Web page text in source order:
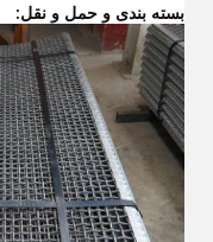
بسته بندی و حمل و نقل: